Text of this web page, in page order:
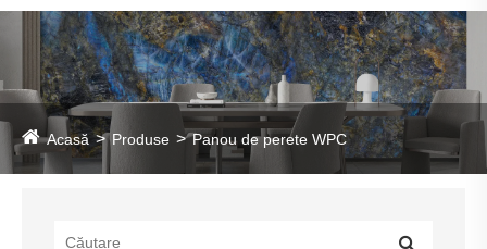
Acasă Produse Panou de perete WPC